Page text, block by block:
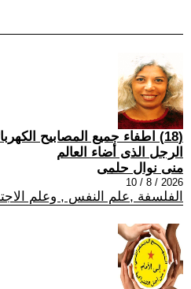
(18) اطفاء جميع المصابيح
الرجل الذى أضاء العالم
منى نوال حلمى
2026 / 8 / 10
الفلسفة ,علم النفس , وعلم